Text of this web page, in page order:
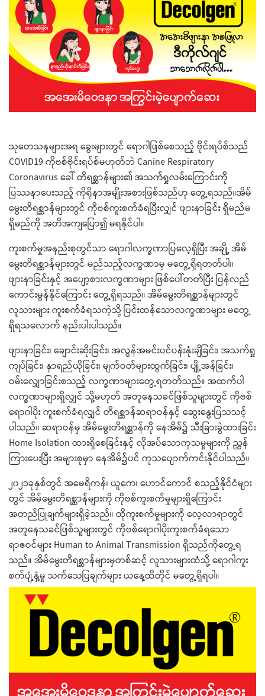
သုတေသနများအရ ခွေးများတွင် ရောဂါဖြစ်စေသည့် ဗိုင်းရပ်စ်သည်
COVID19 ကိုဗစ်ဗိုင်းရပ်စ်မဟုတ်ဘဲ Canine Respiratory
Coronavirus ခေါ် တိရစ္ဆာန်များ၏ အသက်ရှုလမ်းကြောင်းကို
ပြဿနာပေးသည့် ကိုရိုနာအမျိုးအစားဖြစ်သည်ဟု တွေ့ရသည်။အိမ်
မွေးတိရစ္ဆာန်များတွင် ကိုဗစ်ကူးစက်ခံရပြီးလျှင် ဖျားနာခြင်း ရှိမည်မ
ရှိမည်ကို အတိအကျပြော၍ မရနိုင်ပါ။
ကူးစက်မှုအနည်းစုတွင်သာ ရောဂါလက္ခဏာပြလေ့ရှိပြီး အချို့ အိမ်
မွေးတိရစ္ဆာန်များတွင် မည်သည့်လက္ခဏာမှ မတွေ့ရှိရတတ်ပါ။
ဖျားနာခြင်းနှင့် အပျော့စားလက္ခဏာများ ဖြစ်ပေါ်တတ်ပြီး ပြန်လည်
ကောင်းမွန်နိုင်ကြောင်း တွေ့ရှိရသည်။ အိမ်မွေးတိရစ္ဆာန်များတွင်
လူသားများ ကူးစက်ခံရသကဲ့သို့ ပြင်းထန်သောလက္ခဏာများ မတွေ့
ရှိရသလောက် နည်းပါးပါသည်။
ဖျားနာခြင်း၊ ချောင်းဆိုးခြင်း၊ အလွန်အမင်းပင်ပန်းနုံးချိခြင်း၊ အသက်ရှု
ကျပ်ခြင်း၊ နှာရည်ယိုခြင်း၊ မျက်ဝတ်များထွက်ခြင်း၊ ပျို့အန်ခြင်း၊
ဝမ်းလျှောခြင်းစသည့် လက္ခဏာများတွေ့ရတတ်သည်။ အထက်ပါ
လက္ခဏာများရှိလျှင် သို့မဟုတ် အတူနေသခင်ဖြစ်သူများတွင် ကိုဗစ်
ရောဂါပိုး ကူးစက်ခံရလျှင် တိရစ္ဆာန်ဆရာဝန်နှင့် ဆွေးနွေးပြသသင့်
ပါသည်။ ဆရာဝန်မှ အိမ်မွေးတိရစ္ဆာန်ကို နေအိမ်၌ သီးခြားခွဲထားခြင်း
Home Isolation ထားရှိစေခြင်းနှင့် လိုအပ်သောကုသမှုများကို ညွှန်
ကြားပေးပြီး အများစုမှာ နေအိမ်၌ပင် ကုသပျောက်ကင်းနိုင်ပါသည်။
၂၀၂၁ခုနှစ်တွင် အမေရိကန်၊ ယူကေ၊ ဟောင်ကောင် စသည့်နိုင်ငံများ
တွင် အိမ်မွေးတိရစ္ဆာန်များကို ကိုဗစ်ကူးစက်မှုများရှိကြောင်း
အတည်ပြုချက်များရှိခဲ့သည်။ ထိုကူးစက်မှုများကို လေ့လာရာတွင်
အတူနေသခင်ဖြစ်သူများတွင် ကိုဗစ်ရောဂါပိုးကူးစက်ခံရသော
ရာဇဝင်များ Human to Animal Transmission ရှိသည်ကိုတွေ့ရ
သည်။ အိမ်မွေးတိရစ္ဆာန်များမှတစ်ဆင့် လူသားများထံသို့ ရောဂါကူး
စက်ပျံ့နှံ့မှု သက်သေပြချက်များ ယနေ့ထိတိုင် မတွေ့ရှိရပါ။